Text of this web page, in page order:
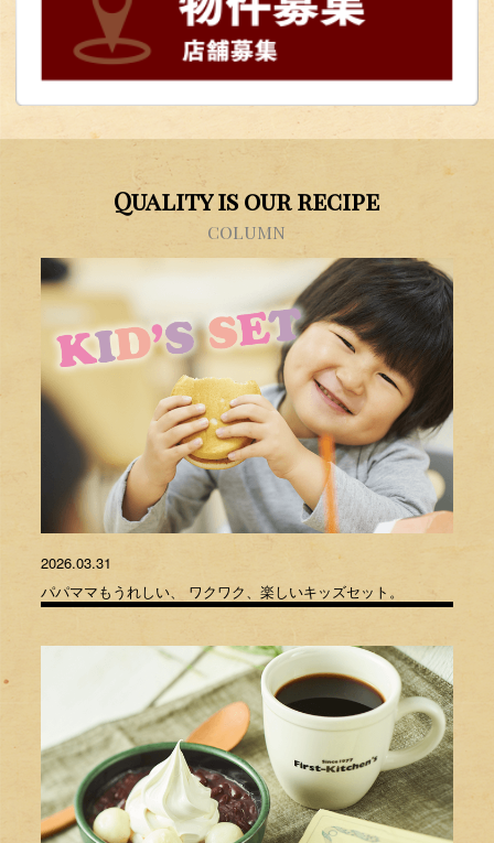
Quality is our recipe
COLUMN
2026.03.31
パパママもうれしい、 ワクワク、楽しいキッズセット。